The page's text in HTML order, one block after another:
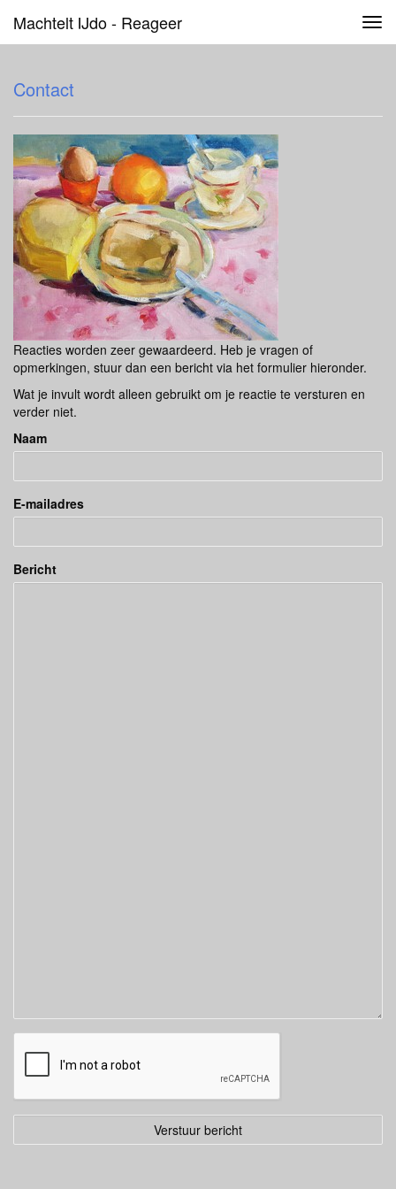
Machtelt IJdo - Reageer
Contact
Reacties worden zeer gewaardeerd. Heb je vragen of
opmerkingen, stuur dan een bericht via het formulier hieronder.
Wat je invult wordt alleen gebruikt om je reactie te versturen en
verder niet.
Naam
E-mailadres
Bericht